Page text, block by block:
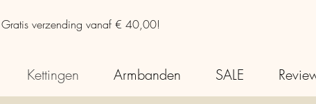
Gratis verzending vanaf € 40,00!
Kettingen Armbanden SALE